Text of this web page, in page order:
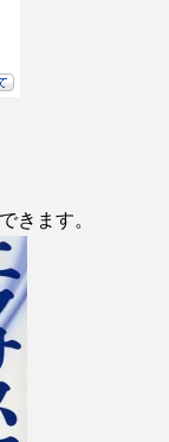
きます。